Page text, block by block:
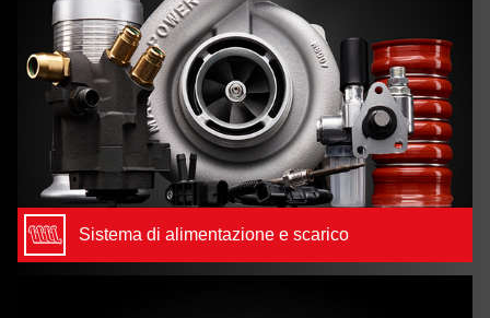
Sistema di alimentazione e scarico